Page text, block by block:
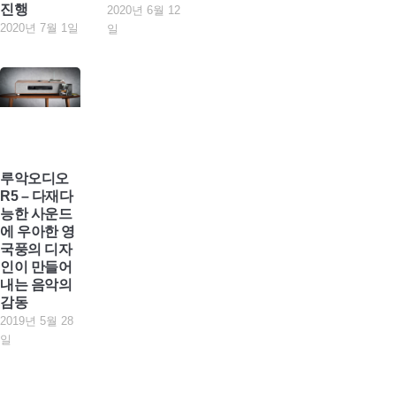
진행
2020년 7월 1일
2020년 6월 12
일
루악오디오
R5 – 다재다
능한 사운드
에 우아한 영
국풍의 디자
인이 만들어
내는 음악의
감동
2019년 5월 28
일